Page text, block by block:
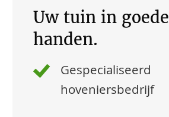
Uw tuin in goede
handen.
Gespecialiseerd
hoveniersbedrijf